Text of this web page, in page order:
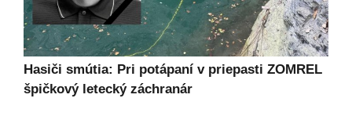
Hasiči smútia: Pri potápaní v priepasti ZOMREL
špičkový letecký záchranár